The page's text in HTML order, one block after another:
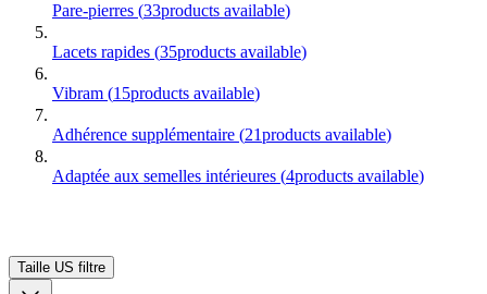
Pare-pierres (33products available)
Lacets rapides (35products available)
Vibram (15products available)
Adhérence supplémentaire (21products available)
Adaptée aux semelles intérieures (4products available)
Taille US filtre